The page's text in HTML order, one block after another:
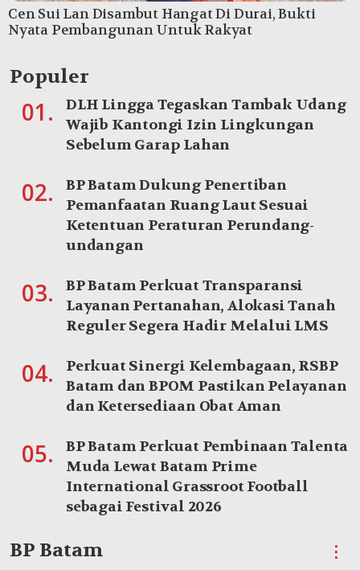
Cen Sui Lan Disambut Hangat Di Durai, Bukti
Nyata Pembangunan Untuk Rakyat
Populer
01.
DLH Lingga Tegaskan Tambak Udang
Wajib Kantongi Izin Lingkungan
Sebelum Garap Lahan
02.
BP Batam Dukung Penertiban
Pemanfaatan Ruang Laut Sesuai
Ketentuan Peraturan Perundang-
undangan
03.
BP Batam Perkuat Transparansi
Layanan Pertanahan, Alokasi Tanah
Reguler Segera Hadir Melalui LMS
04.
Perkuat Sinergi Kelembagaan, RSBP
Batam dan BPOM Pastikan Pelayanan
dan Ketersediaan Obat Aman
05.
BP Batam Perkuat Pembinaan Talenta
Muda Lewat Batam Prime
International Grassroot Football
sebagai Festival 2026
BP Batam ⋮